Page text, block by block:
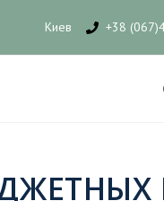
Киев +38